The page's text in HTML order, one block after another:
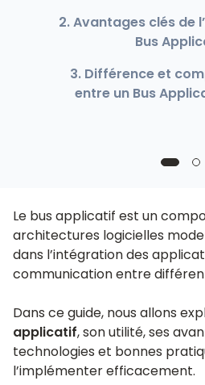
2. Avantages clés de
Bus
3. Différence et
entre un Bus
Le bus applicatif est un
architectures logicielles
dans l’intégration des
communication entre
Dans ce guide, nous allons
applicatif, son utilité, ses
technologies et bonnes
l’implémenter efficacement.